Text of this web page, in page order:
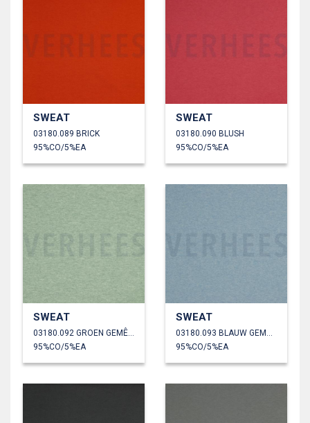
SWEAT
03180.089 BRICK
95%CO/5%EA
SWEAT
03180.090 BLUSH
95%CO/5%EA
SWEAT
03180.092 GROEN GEMÊLEERD
95%CO/5%EA
SWEAT
03180.093 BLAUW GEMÊLEERD
95%CO/5%EA